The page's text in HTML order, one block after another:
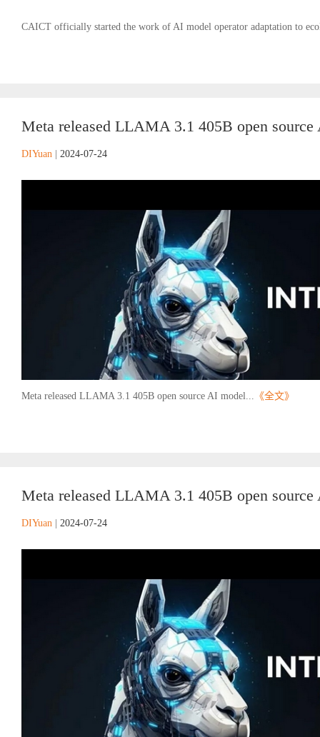
CAICT officially started the work of AI model operator adaptation to
Meta released LLAMA 3.1 405B open
DIYuan 2024-07-24
Meta released LLAMA 3.1 405B open source AI model... 《全文》
Meta released LLAMA 3.1 405B open
DIYuan 2024-07-24